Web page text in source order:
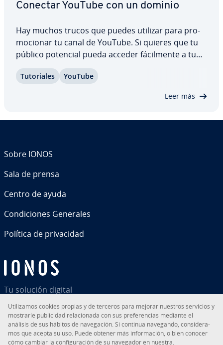
Conectar YouTube con un dominio
Hay muchos trucos que puedes utilizar para pro­
mo­cio­nar tu canal de YouTube. Si quieres que tu
público potencial pueda acceder fá­ci­l­me­n­te a tu
dominio. Para ello registra una dirección web con
Tu­to­ria­les YouTube
Leer más
Tu solución digital
Sobre IONOS
Sala de prensa
Centro de ayuda
Co­n­di­cio­nes Generales
Política de pri­va­ci­dad
RSS LinkedIntiktok InstagramFacebookYouTube
Uti­li­za­mos cookies propias y de terceros para mejorar nuestros servicios y
mostrarle pu­bli­ci­dad re­la­cio­na­da con sus pre­fe­re­n­cias mediante el
análisis de sus hábitos de na­ve­ga­ción. Si continua navegando, co­n­si­de­ra­
mos que acepta su uso. Puede obtener más in­fo­r­ma­ción, o bien conocer
cómo cambiar la co­n­fi­gu­ra­ción de su navegador en nuestra.